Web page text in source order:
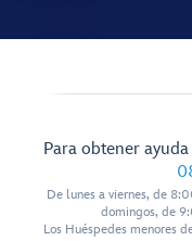
Para obtener
De lunes a viernes, de
domingos, de
Los Huéspedes menores